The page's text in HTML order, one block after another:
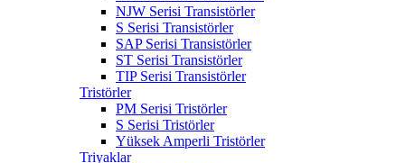
NJW Serisi Transistörler
S Serisi Transistörler
SAP Serisi Transistörler
ST Serisi Transistörler
TIP Serisi Transistörler
Tristörler
PM Serisi Tristörler
S Serisi Tristörler
Yüksek Amperli Tristörler
Triyaklar